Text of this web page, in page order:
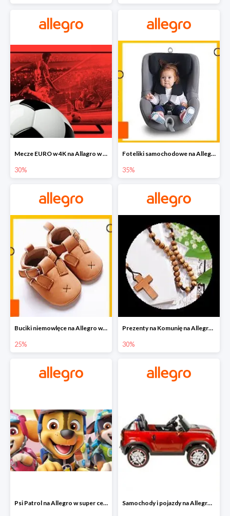
Mecze EURO w 4K na Allagro w super cenach
30%
Foteliki samochodowe na Allegro w super cenach
35%
Buciki niemowlęce na Allegro w super cenach
25%
Prezenty na Komunię na Allegro do -30%
30%
Psi Patrol na Allegro w super cenach od 40 zł Samochody i pojazdy na Allegro w super cenach od 5 zł